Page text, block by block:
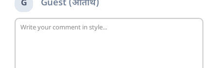
G Guest (अतिथि)